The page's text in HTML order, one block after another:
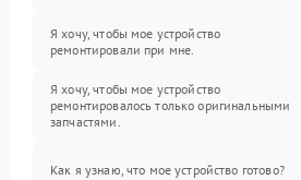
Я хочу, чтобы мое устройство
ремонтировали при мне.
Я хочу, чтобы мое устройство
ремонтировалось только оригинальными
запчастями.
Как я узнаю, что мое устройство готово?